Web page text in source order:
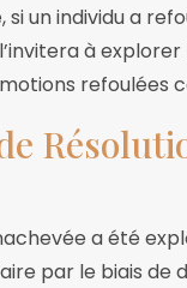
si un individu a
à
refoulées
a été
par le biais